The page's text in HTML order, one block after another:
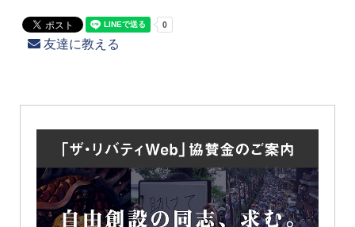
友達に教える